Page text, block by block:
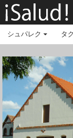
シュパレク タ